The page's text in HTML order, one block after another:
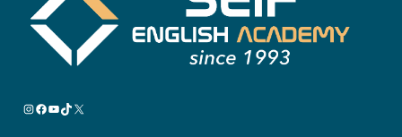
INSTAGRAM
FACEBOOK
YOUTUBE
TIKTOK
X